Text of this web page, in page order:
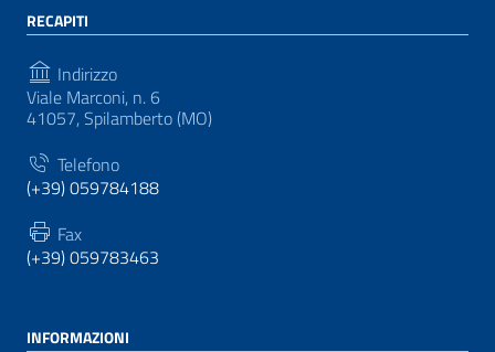
RECAPITI
Indirizzo
Viale Marconi, n. 6
41057, Spilamberto (MO)
Telefono
(+39) 059784188
Fax
(+39) 059783463
INFORMAZIONI